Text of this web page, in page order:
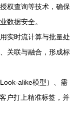
权查询等技术，确保
数据安全。
实时流计算与批量处
关联与融合，形成标
alike模型）、需
户打上精准标签，并